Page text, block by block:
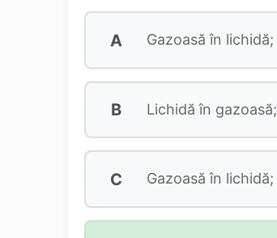
A Gazoasă în lichidă;
B Lichidă în gazoasă;
C Gazoasă în lichidă;